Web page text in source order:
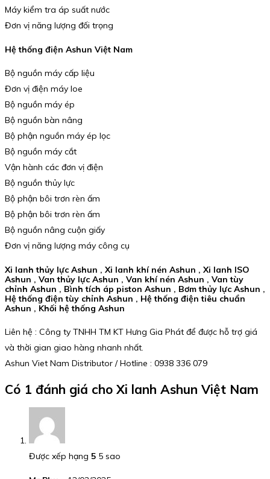
Máy kiểm tra áp suất nước
Đơn vị năng lượng đối trọng
Hệ thống điện Ashun Việt Nam
Bộ nguồn máy cấp liệu
Đơn vị điện máy loe
Bộ nguồn máy ép
Bộ nguồn bàn nâng
Bộ phận nguồn máy ép lọc
Bộ nguồn máy cắt
Vận hành các đơn vị điện
Bộ nguồn thủy lực
Bộ phận bôi trơn rèn ấm
Bộ phận bôi trơn rèn ấm
Bộ nguồn nâng cuộn giấy
Đơn vị năng lượng máy công cụ
Xi lanh thủy lực Ashun , Xi lanh khí nén Ashun , Xi lanh ISO
Ashun , Van thủy lực Ashun , Van khí nén Ashun , Van tùy
chỉnh Ashun , Bình tích áp piston Ashun , Bơm thủy lực Ashun ,
Hệ thống điện tùy chỉnh Ashun , Hệ thống điện tiêu chuẩn
Ashun , Khối hệ thống Ashun
Liên hệ : Công ty TNHH TM KT Hưng Gia Phát để được hỗ trợ giá
và thời gian giao hàng nhanh nhất.
Ashun Viet Nam Distributor / Hotline : 0938 336 079
Có 1 đánh giá cho Xi lanh Ashun Việt Nam
Được xếp hạng 5 5 sao